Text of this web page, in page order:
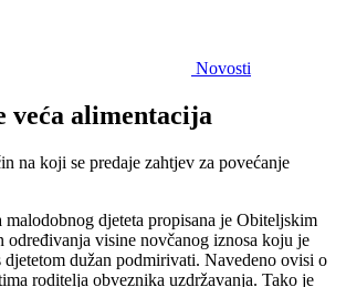
Novosti
veća alimentacija
na koji se predaje zahtjev za povećanje
malodobnog djeteta propisana je Obiteljskim
određivanja visine novčanog iznosa koju je
dužan podmirivati. Navedeno ovisi o
roditelja obveznika uzdržavanja. Tako je